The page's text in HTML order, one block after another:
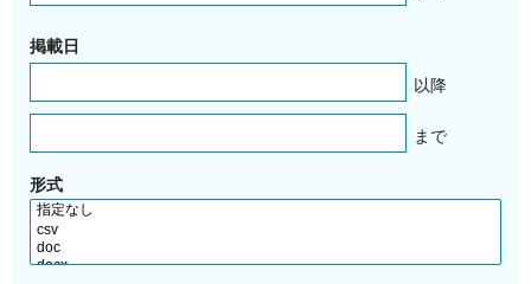
掲載日
以降
まで
形式